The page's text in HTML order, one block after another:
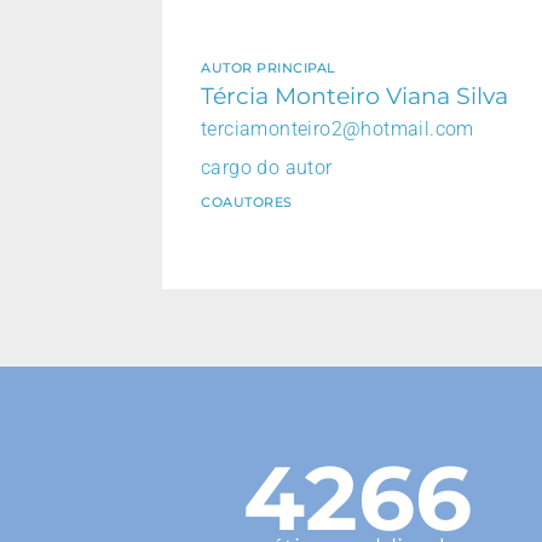
AUTOR PRINCIPAL
Tércia Monteiro Viana Silva
terciamonteiro2@hotmail.com
cargo do autor
COAUTORES
4266